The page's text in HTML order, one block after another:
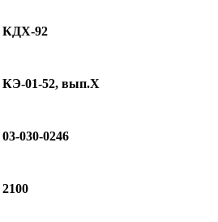
КДX-92
КЭ-01-52, вып.X
03-030-0246
2100